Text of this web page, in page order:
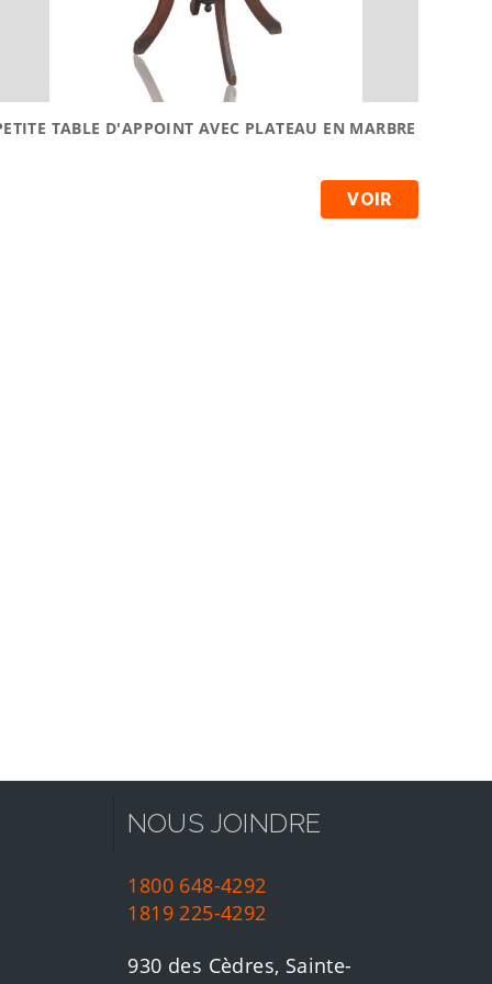
TABLE D'APPOINT AVEC PLATEAU EN MARBRE
VOIR
NOUS JOINDRE
1800 648-4292
1819 225-4292
930 des Cèdres, Sainte-